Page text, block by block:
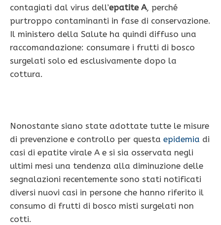
contagiati dal virus dell’epatite A, perché
purtroppo contaminanti in fase di conservazione.
Il ministero della Salute ha quindi diffuso una
raccomandazione: consumare i frutti di bosco
surgelati solo ed esclusivamente dopo la
cottura.
Nonostante siano state adottate tutte le misure
di prevenzione e controllo per questa epidemia di
casi di epatite virale A e si sia osservata negli
ultimi mesi una tendenza alla diminuzione delle
segnalazioni recentemente sono stati notificati
diversi nuovi casi in persone che hanno riferito il
consumo di frutti di bosco misti surgelati non
cotti.